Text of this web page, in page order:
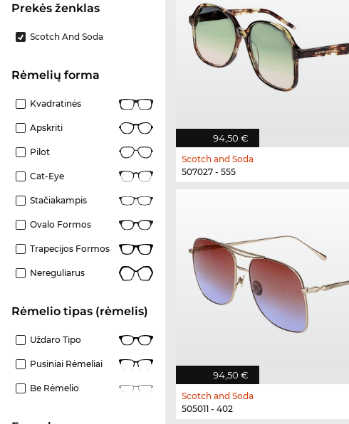
Prekės ženklas
Scotch And Soda
Rėmelių forma
Kvadratinės
Apskriti
Pilot
Cat-Eye
Stačiakampis
Ovalo Formos
Trapecijos Formos
Nereguliarus
Rėmelio tipas (rėmelis)
Uždaro Tipo
Pusiniai Rėmeliai
Be Rėmelio
94,50 €
Scotch and Soda
507027 - 555
94,50 €
Scotch and Soda
505011 - 402